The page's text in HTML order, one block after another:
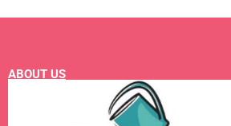
ABOUT US